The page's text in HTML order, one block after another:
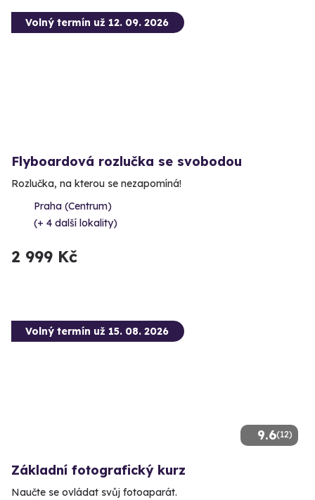
Volný termín už 12. 09. 2026
Flyboardová rozlučka se svobodou
Rozlučka, na kterou se nezapomíná!
Praha (Centrum)
(+ 4 další lokality)
2 999 Kč
9.6(12)
Volný termín už 15. 08. 2026
Základní fotografický kurz
Naučte se ovládat svůj fotoaparát.